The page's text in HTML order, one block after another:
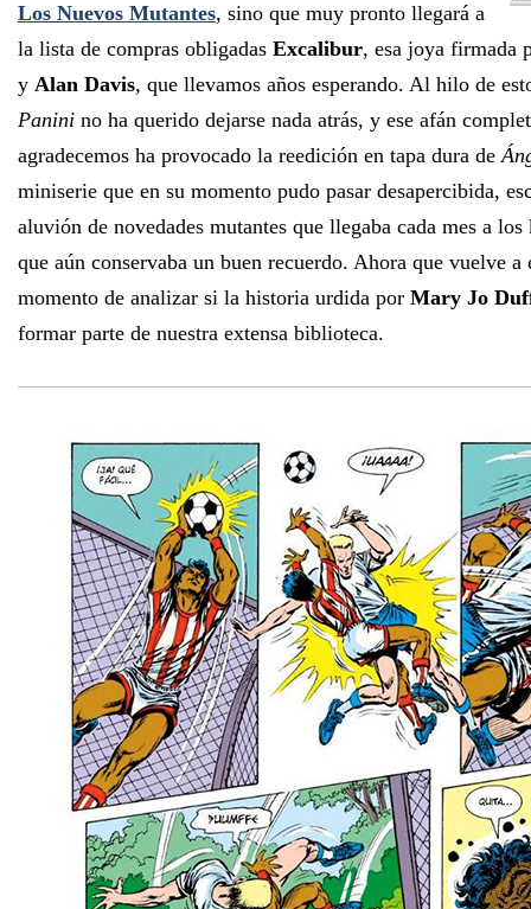
Los Nuevos Mutantes, sino que muy pronto llegará a
la lista de compras obligadas Excalibur, esa joya firmada
y Alan Davis, que llevamos años esperando. Al hilo de
Panini no ha querido dejarse nada atrás, y ese afán
agradecemos ha provocado la reedición en tapa dura de
miniserie que en su momento pudo pasar desapercibida,
aluvión de novedades mutantes que llegaba cada mes a
que aún conservaba un buen recuerdo. Ahora que vuelve
momento de analizar si la historia urdida por Mary Jo
formar parte de nuestra extensa biblioteca.